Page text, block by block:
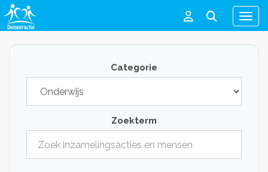
Menu
Categorie
Zoekterm